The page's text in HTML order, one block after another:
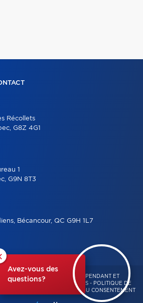
Avez-vous des
questions?
Récollets
G8Z 4G1
1
G9N 8T3
Bécancour, QC G9H 1L7
– FRANCHISÉ INDÉPENDANT ET
– TOUS DROITS RÉSERVÉS - POLITIQUE DE
D'UTILISATION GESTION DU CONSENTEMENT